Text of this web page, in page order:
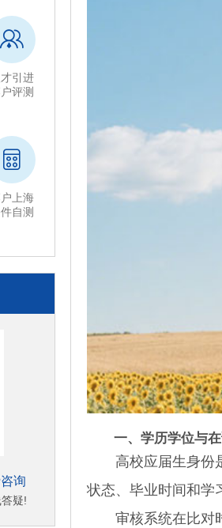
才引进
评测
上海
自测
询
疑!
一、学历学位与
高校应届生身份是
状态、毕业时间和学
审核系统在比对时